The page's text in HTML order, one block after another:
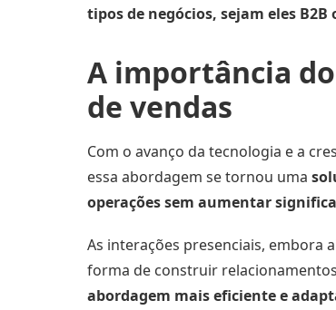
tipos de negócios, sejam eles B2B
A importância do
de vendas
Com o avanço da tecnologia e a
essa abordagem se tornou uma
operações sem aumentar
As interações presenciais, embora
forma de construir
abordagem mais eficiente e